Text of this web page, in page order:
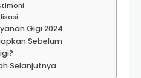
Gigi 2024
Sebelum
Selanjutnya